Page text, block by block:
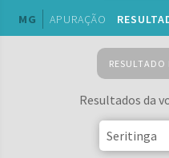
MG APURAÇÃO
RESULTADO
Resultados da